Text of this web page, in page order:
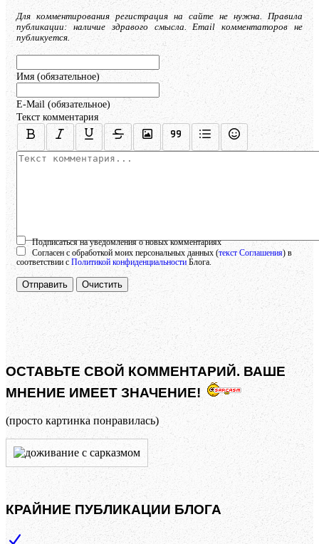
Для комментирования регистрация на сайте не нужна. Правила
публикации: наличие здравого смысла. Email комментаторов не
публикуется.
Имя (обязательное)
E-Mail (обязательное)
Текст комментария
Подписаться на уведомления о новых комментариях
Согласен с обработкой моих персональных данных (текст Соглашения) в
соответствии с Политикой конфиденциальности Блога.
Отправить Очистить
ОСТАВЬТЕ СВОЙ КОММЕНТАРИЙ. ВАШЕ
МНЕНИЕ ИМЕЕТ ЗНАЧЕНИЕ!
(просто картинка понравилась)
КРАЙНИЕ ПУБЛИКАЦИИ БЛОГА